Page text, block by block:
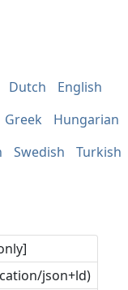
Dutch
English
Greek
Hungarian
Swedish
Turkish
json+ld)